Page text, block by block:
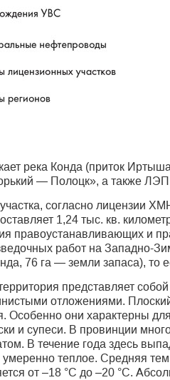
река Конда (приток
— Полоцк», а также
согласно лицензии
1,24 тыс. кв.
правоустанавливающих и
работ на Западно-
76 га — земли запаса), то
представляет
отложениями.
Особенно они характерны
и супеси. В провинции
В течение года здесь
теплое. Средняя
от –18 °С до –20 °С.